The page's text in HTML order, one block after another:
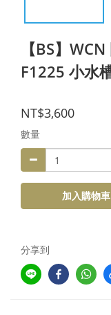
【BS】
F1225 小水
NT$3,600
數量
加入購物車
分享到